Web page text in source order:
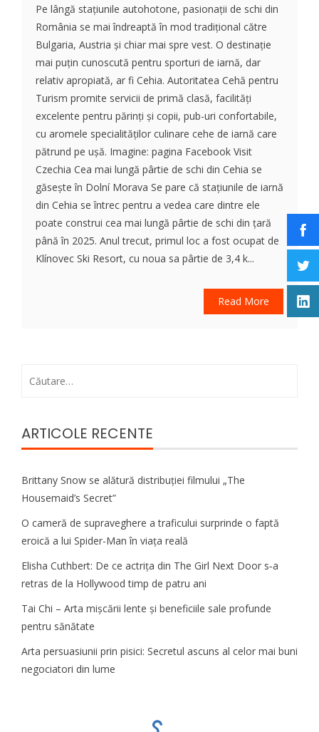
Pe lângă stațiunile autohotone, pasionații de schi din
România se mai îndreaptă în mod tradițional către
Bulgaria, Austria și chiar mai spre vest. O destinație
mai puțin cunoscută pentru sporturi de iarnă, dar
relativ apropiată, ar fi Cehia. Autoritatea Cehă pentru
Turism promite servicii de primă clasă, facilități
excelente pentru părinți și copii, pub-uri confortabile,
cu aromele specialităților culinare cehe de iarnă care
pătrund pe ușă. Imagine: pagina Facebook Visit
Czechia Cea mai lungă pârtie de schi din Cehia se
găsește în Dolní Morava Se pare că stațiunile de iarnă
din Cehia se întrec pentru a vedea care dintre ele
poate construi cea mai lungă pârtie de schi din țară
până în 2025. Anul trecut, primul loc a fost ocupat de
Klínovec Ski Resort, cu noua sa pârtie de 3,4 k...
Read More
ARTICOLE RECENTE
Brittany Snow se alătură distribuției filmului „The
Housemaid’s Secret”
O cameră de supraveghere a traficului surprinde o faptă
eroică a lui Spider-Man în viața reală
Elisha Cuthbert: De ce actrița din The Girl Next Door s‑a
retras de la Hollywood timp de patru ani
Tai Chi – Arta mișcării lente și beneficiile sale profunde
pentru sănătate
Arta persuasiunii prin pisici: Secretul ascuns al celor mai buni
negociatori din lume